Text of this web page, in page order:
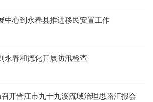
中心到永春县推进移民安置工作
永春和德化开展防汛检查
开晋江市九十九溪流域治理思路汇报会